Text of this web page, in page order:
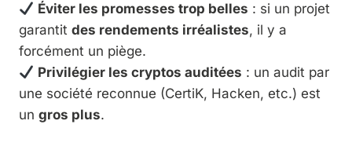
Éviter les promesses trop belles : si un projet
garantit des rendements irréalistes, il y a
forcément un piège.
Privilégier les cryptos auditées : un audit par
une société reconnue (CertiK, Hacken, etc.) est
un gros plus.